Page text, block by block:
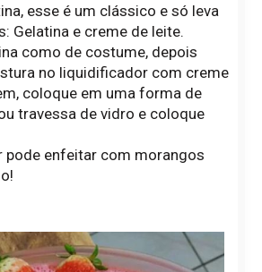
esse é um clássico e só leva
Gelatina e creme de leite.
como de costume, depois
no liquidificador com creme
coloque em uma forma de
travessa de vidro e coloque
pode enfeitar com morangos